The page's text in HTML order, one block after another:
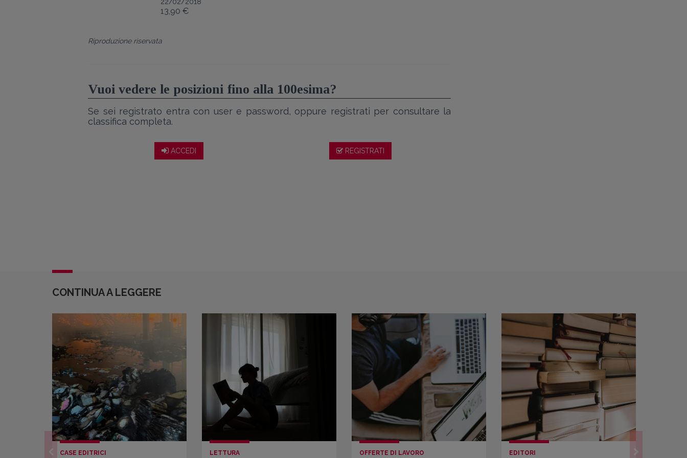
13,90 €
Riproduzione riservata
Vuoi vedere le posizioni fino alla 100esima?
Se sei registrato entra con user e password, oppure registrati per consultare la
classifica completa.
ACCEDI REGISTRATI
CONTINUA A LEGGERE
CASE EDITRICI LETTURA OFFERTE DI LAVORO EDITORI